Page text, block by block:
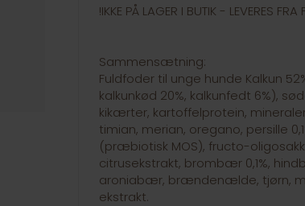
!IKKE PÅ LAGER I BUTIK - LEVERES
Sammensætning:
Fuldfoder til unge hunde Kalkun
kalkunkød 20%, kalkunfedt 6%),
kikærter, kartoffelprotein,
timian, merian, oregano, persille
(præbiotisk MOS), fructo-
citrusekstrakt, brombær 0,1%,
aroniabær, brændenælde, tjørn,
ekstrakt.